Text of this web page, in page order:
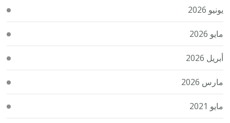
يونيو 2026
مايو 2026
أبريل 2026
مارس 2026
مايو 2021